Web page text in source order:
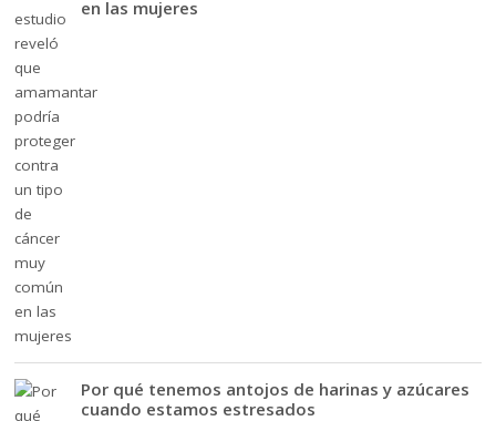
en las mujeres
Por qué tenemos antojos de harinas y azúcares
cuando estamos estresados